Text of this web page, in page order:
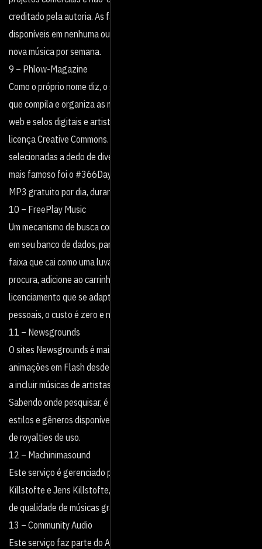
creditado pela autoria. As faixas são exclusivas e não estão
disponíveis em nenhuma outra página. O artista entrega uma
nova música por semana.
9 – Phlow-Magazine
Como o próprio nome diz, o site funciona como uma revista digital
que compila e organiza as melhores músicas que encontra pela
web e selos digitais e artistas que lançam seu trabalho sob o
licença Creative Commons. O resultado são pacotes de músicas
selecionadas a dedo de diversos gêneros. Seu projeto paralelo
mais famoso foi o #366DaysOfMusic onde eles lançaram um
MP3 gratuito por dia, durante um ano.
10 – FreePlay Music
Um mecanismo de busca com mais de 15 mil músicas cadastradas
em seu banco de dados, para você pesquisar e encontrar aquela
faixa que cai como uma luva em seu projeto. Encontre o que
procura, adicione ao carrinho e veja qual é o melhor modelo de
licenciamento que se adapta às suas necessidades. Para projetos
pessoais, o custo é zero e nem precisa de cartão de crédito.
11 – Newsgrounds
O sites Newsgrounds é mais conhecido por seus jogos e
animações em Flash desde 1999. Mas em 2003, o serviço passou
a incluir músicas de artistas de todo o mundo em seu acervo.
Sabendo onde pesquisar, é possível navegar por diferentes
estilos e gêneros disponíveis para download, muitas delas livres
de royalties de uso.
12 – Machinimasound
Este serviço é gerenciado por apenas duas pessoas, Per
Killstofte e Jens Killstofte, mas oferece um catálogo variado e
de qualidade de músicas gratuitas e comerciais.
13 – Community Audio
Este serviço faz parte do Archive. org, provavelmente o maior